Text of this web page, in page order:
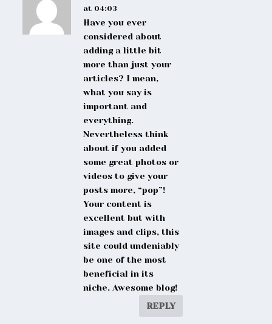
at 04:03
Have you ever
considered about
adding a little bit
more than just your
articles? I mean,
what you say is
important and
everything.
Nevertheless think
about if you added
some great photos or
videos to give your
posts more, “pop”!
Your content is
excellent but with
images and clips, this
site could undeniably
be one of the most
beneficial in its
niche. Awesome blog!
REPLY